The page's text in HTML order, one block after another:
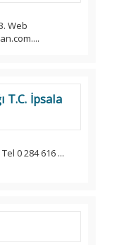
Web
T.C. İpsala
0 284 616 ...